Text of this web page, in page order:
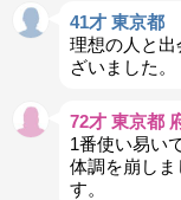
41才 東京都
理想の人と
ざいました。
72才 東京都
1番使い易い
体調を崩しま
す。